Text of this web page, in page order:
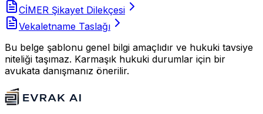
CİMER Şikayet Dilekçesi
Vekaletname Taslağı
Bu belge şablonu genel bilgi amaçlıdır ve hukuki tavsiye
niteliği taşımaz. Karmaşık hukuki durumlar için bir
avukata danışmanız önerilir.